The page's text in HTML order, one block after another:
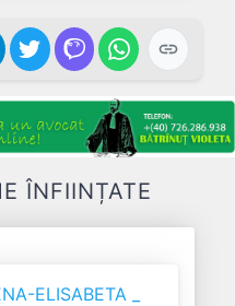
ÎNFIINȚATE
ELISABETA _